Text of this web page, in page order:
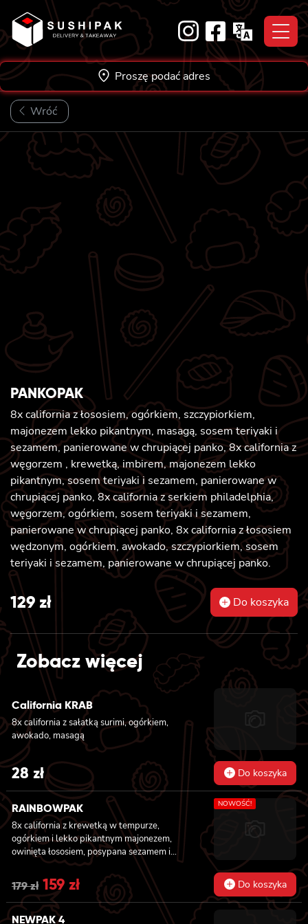
content
Proszę podać adres
Wróć
★
PANKOPAK
8x california z łososiem, ogórkiem, szczypiorkiem,
majonezem lekko pikantnym, masagą, sosem teriyaki i
sezamem, panierowane w chrupiącej panko, 8x california z
węgorzem , krewetką, imbirem, majonezem lekko
pikantnym, sosem teriyaki i sezamem, panierowane w
chrupiącej panko, 8x california z serkiem philadelphia,
węgorzem, ogórkiem, sosem teriyaki i sezamem,
panierowane w chrupiącej panko, 8x california z łososiem
wędzonym, ogórkiem, awokado, szczypiorkiem, sosem
teriyaki i sezamem, panierowane w chrupiącej panko.
129 zł Do koszyka
Zobacz więcej
California KRAB
8x california z sałatką surimi, ogórkiem,
awokado, masagą
28 zł Do koszyka
RAINBOWPAK
8x california z krewetką w tempurze,
ogórkiem i lekko pikantnym majonezem,
owinięta łososiem, posypana sezamem i
masago, 8x california z tatarem z tuńczyka z
truflami, owinięta tuńczykiem, posypana
masago arare i szczypiorkiem, 8x california z
awokado, mango, węgorzem i krewetką,
owinięta opalanym łososiem, polana sosem
NOWOŚĆ!
179zł Original
price
159 zł Current
price
Do koszyka
NEWPAK 4